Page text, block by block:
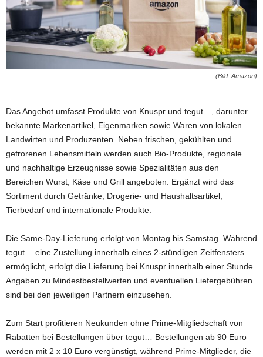
(Bild: Amazon)
Das Angebot umfasst Produkte von Knuspr und tegut…, darunter
bekannte Markenartikel, Eigenmarken sowie Waren von lokalen
Landwirten und Produzenten. Neben frischen, gekühlten und
gefrorenen Lebensmitteln werden auch Bio-Produkte, regionale
und nachhaltige Erzeugnisse sowie Spezialitäten aus den
Bereichen Wurst, Käse und Grill angeboten. Ergänzt wird das
Sortiment durch Getränke, Drogerie- und Haushaltsartikel,
Tierbedarf und internationale Produkte.
Die Same-Day-Lieferung erfolgt von Montag bis Samstag. Während
tegut… eine Zustellung innerhalb eines 2-stündigen Zeitfensters
ermöglicht, erfolgt die Lieferung bei Knuspr innerhalb einer Stunde.
Angaben zu Mindestbestellwerten und eventuellen Liefergebühren
sind bei den jeweiligen Partnern einzusehen.
Zum Start profitieren Neukunden ohne Prime-Mitgliedschaft von
Rabatten bei Bestellungen über tegut… Bestellungen ab 90 Euro
werden mit 2 x 10 Euro vergünstigt, während Prime-Mitglieder, die